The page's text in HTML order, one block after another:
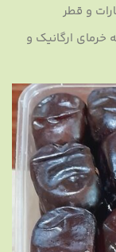
و قطر
خرمای ارگانیک و